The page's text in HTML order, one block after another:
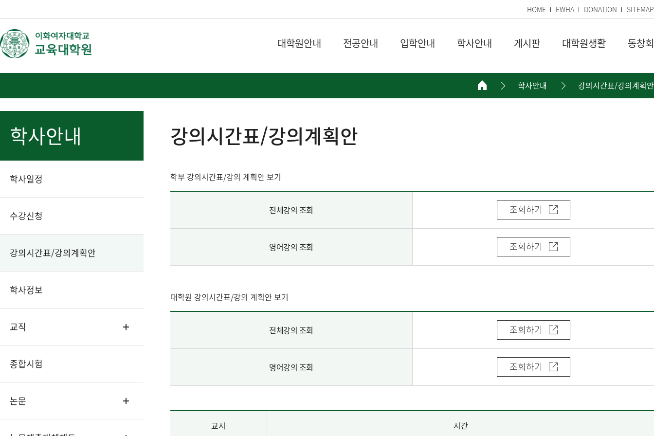
HOME EWHA DONATION SITEMAP
대학원안내 전공안내 입학안내 학사안내 게시판 대학원생활 동창회
학사안내 강의시간표/강의계획안
학사안내
학사일정
수강신청
강의시간표/강의계획안
학사정보
교직
종합시험
논문
강의시간표/강의계획안
학부 강의시간표/강의 계획안 보기
전체강의 조회 조회하기
영어강의 조회 조회하기
대학원 강의시간표/강의 계획안 보기
전체강의 조회 조회하기
영어강의 조회 조회하기
교시 시간